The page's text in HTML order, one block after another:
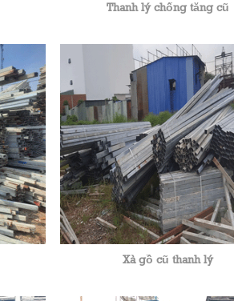
Thanh lý chống tăng cũ
Xà gồ cũ thanh lý